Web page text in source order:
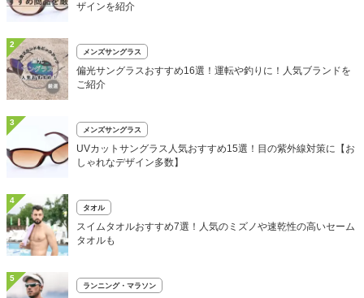
ザインを紹介
2
メンズサングラス
偏光サングラスおすすめ16選！運転や釣りに！人気ブランドを
ご紹介
3
メンズサングラス
UVカットサングラス人気おすすめ15選！目の紫外線対策に【お
しゃれなデザイン多数】
4
タオル
スイムタオルおすすめ7選！人気のミズノや速乾性の高いセーム
タオルも
5
ランニング・マラソン